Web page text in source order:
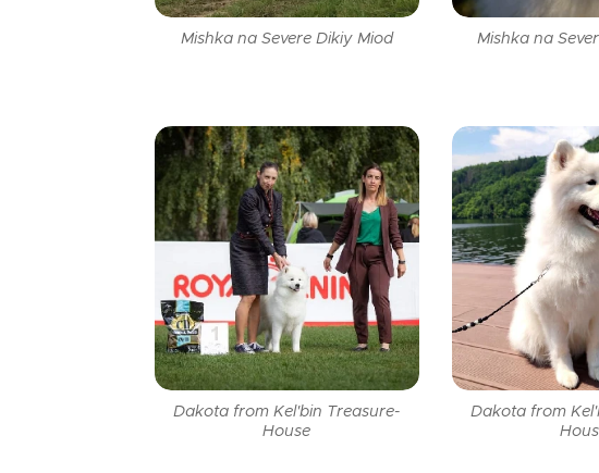
Mishka na Severe Dikiy Miod Mishka na
Dakota from Kel'bin Treasure-
House
Dakota from